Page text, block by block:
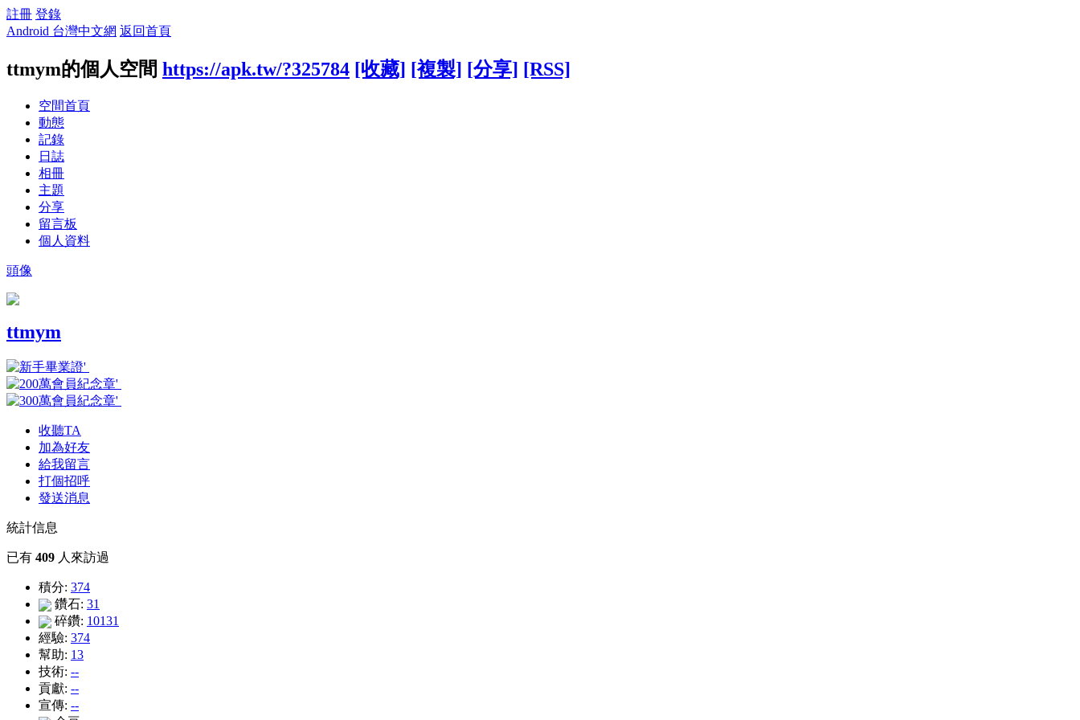
註冊 登錄
Android 台灣中文網 返回首頁
ttmym的個人空間 https://apk.tw/?325784 [收藏] [複製] [分享] [RSS]
空間首頁
動態
記錄
日誌
相冊
主題
分享
留言板
個人資料
頭像
ttmym
收聽TA
加為好友
給我留言
打個招呼
發送消息
統計信息
已有 409 人來訪過
積分: 374
鑽石: 31
碎鑽: 10131
經驗: 374
幫助: 13
技術: --
貢獻: --
宣傳: --